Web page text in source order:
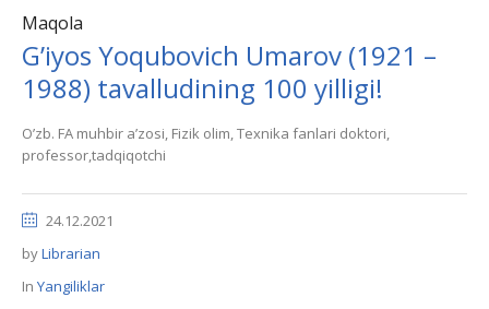
Maqola
G’iyos Yoqubovich Umarov (1921 –
1988) tavalludining 100 yilligi!
Oʼzb. FА muhbir aʼzosi, Fizik olim, Texnika fanlari doktori,
professor,tadqiqotchi
24.12.2021
byLibrarian
In Yangiliklar